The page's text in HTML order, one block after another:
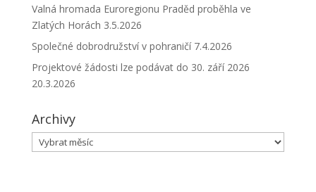
Valná hromada Euroregionu Praděd proběhla ve
Zlatých Horách 3.5.2026
Společné dobrodružství v pohraničí 7.4.2026
Projektové žádosti lze podávat do 30. září 2026
20.3.2026
Archivy
Archivy